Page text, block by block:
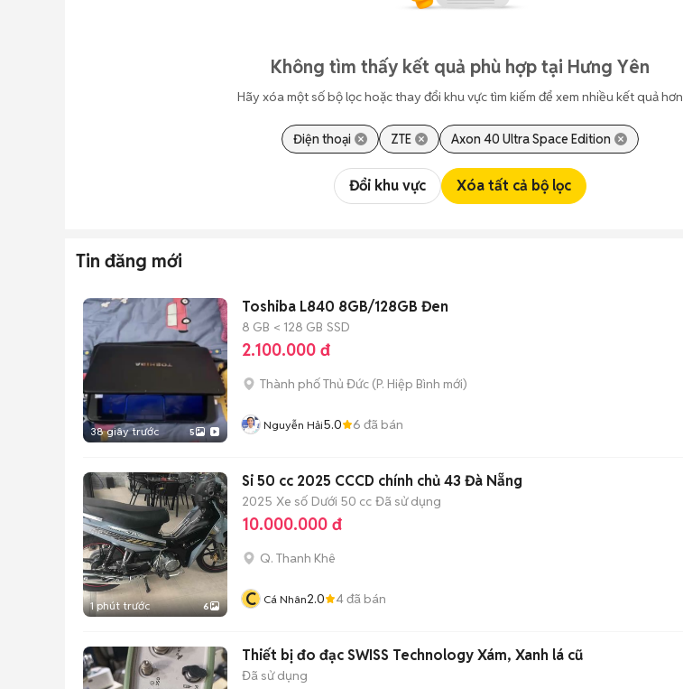
Không tìm thấy kết quả phù hợp tại Hưng Yên
Hãy xóa một số bộ lọc hoặc thay đổi khu vực tìm kiếm để xem nhiều kết quả hơn
Điện thoại ZTE Axon 40 Ultra Space Edition
Đổi khu vực Xóa tất cả bộ lọc
Tin đăng mới
38 giây trước 5
Toshiba L840 8GB/128GB Đen
8 GB < 128 GB SSD
2.100.000 đ
Thành phố Thủ Đức (P. Hiệp Bình mới)
Nguyễn Hải5.0 6 đã bán
1 phút trước 6
Si 50 cc 2025 CCCD chính chủ 43 Đà Nẵng
2025 Xe số Dưới 50 cc Đã sử dụng
10.000.000 đ
Q. Thanh Khê
C Cá Nhân2.0 4đã bán
Thiết bị đo đạc SWISS Technology Xám, Xanh lá cũ
Đã sử dụng